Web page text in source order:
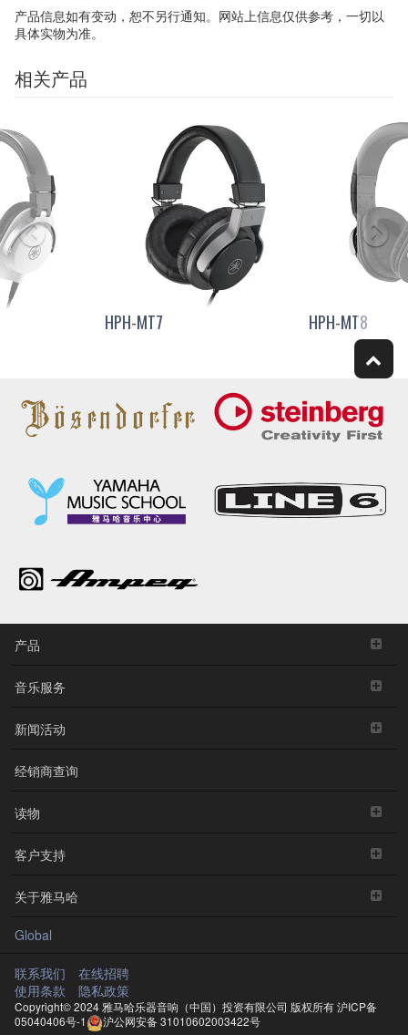
产品信息如有变动，恕不另行通知。网站上信息仅供参考，一切以
具体实物为准。
相关产品
HPH-MT7 HPH-MT8
产品
音乐服务
新闻活动
经销商查询
读物
客户支持
关于雅马哈
Global
联系我们
在线招聘
使用条款
隐私政策
Copyright© 2024 雅马哈乐器音响（中国）投资有限公司 版权所有沪ICP备
05040406号-1
沪公网安备 31010602003422号